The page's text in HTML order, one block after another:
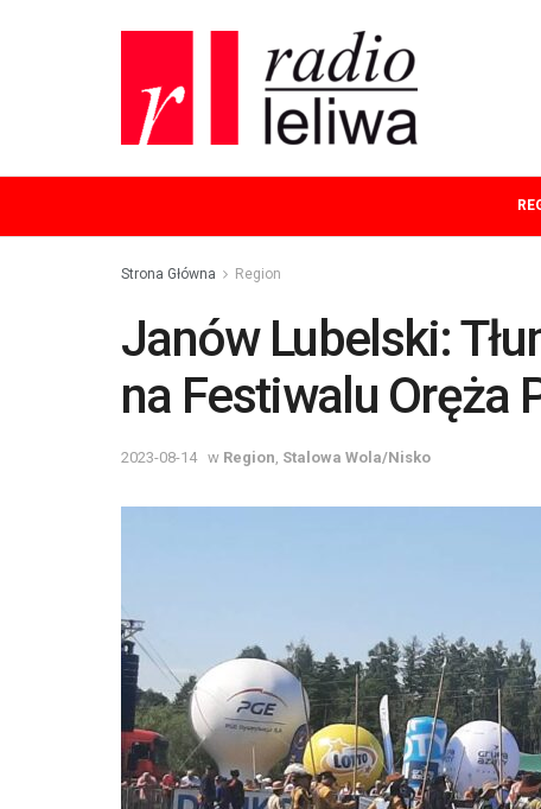
Strona Główna Region
Janów Lubelski:
na Festiwalu Oręża
2023-08-14 w Region Stalowa Wola/Nisko